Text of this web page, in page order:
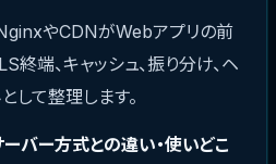
やCDNがWebアプリの前
終端、キャッシュ、振り分け、ヘ
して整理します。
バー方式との違い・使いどこ